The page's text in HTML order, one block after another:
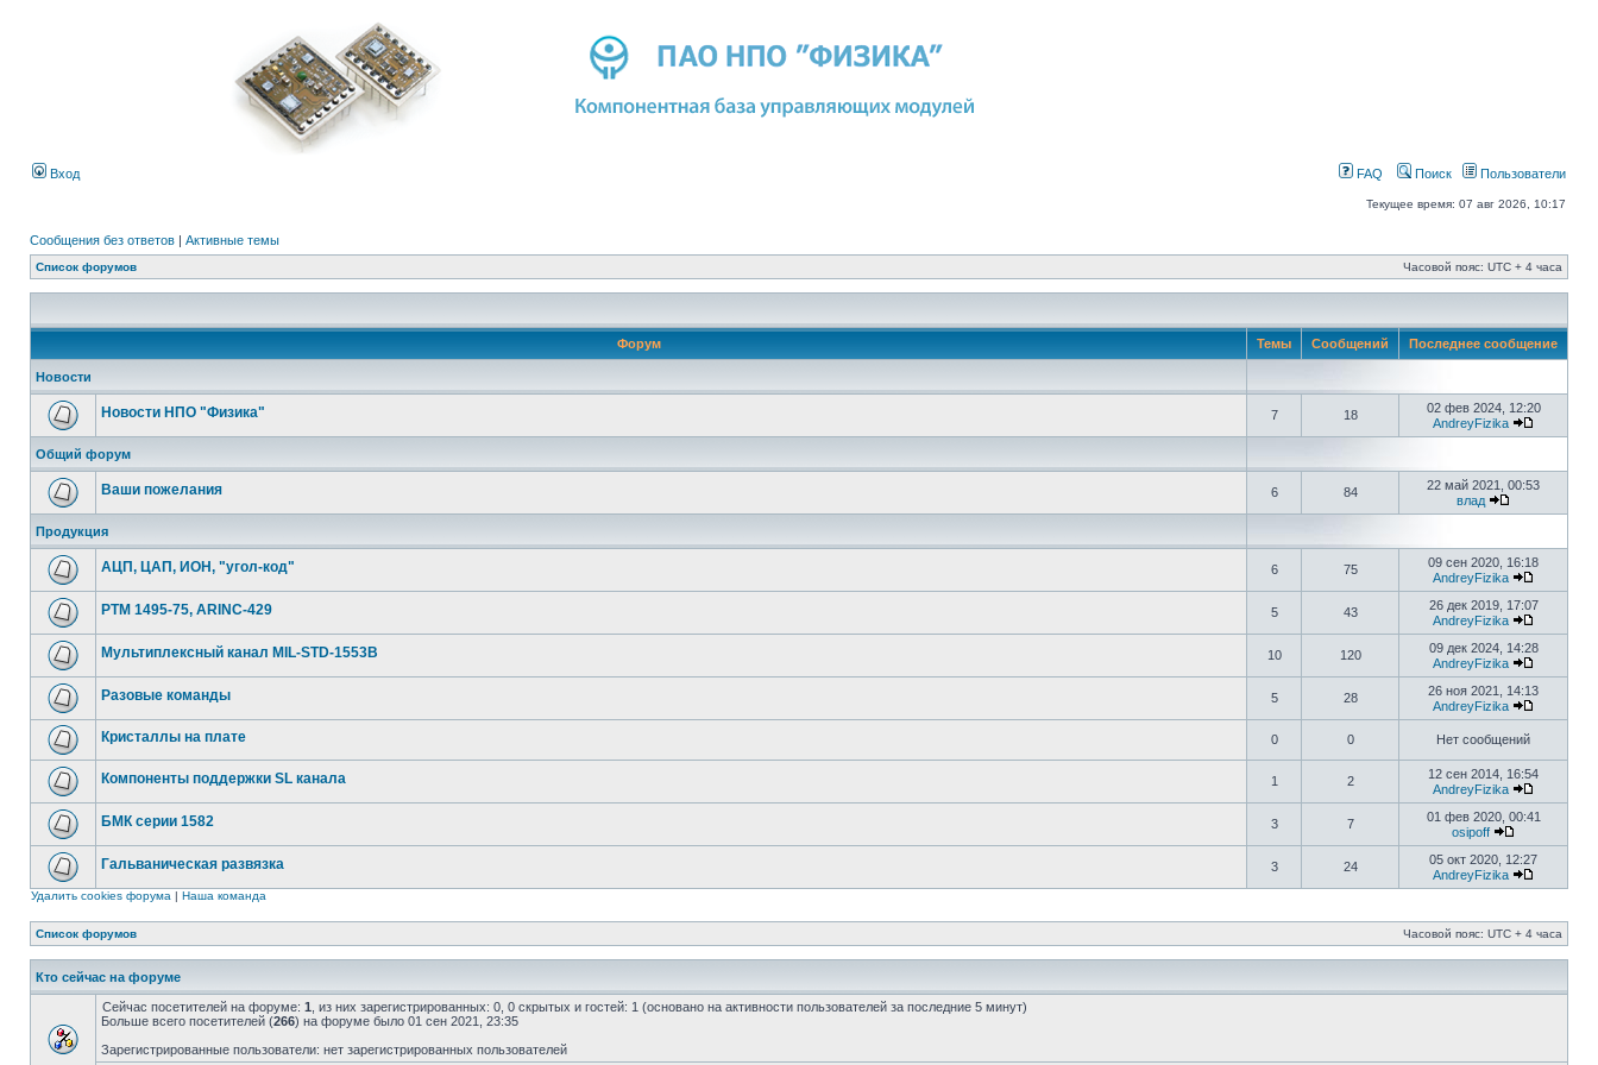
Вход FAQ Поиск Пользователи
Текущее время: 07 авг 2026, 10:17
Сообщения без ответов | Активные темы
Список форумов Часовой пояс: UTC + 4 часа
Форум Темы Сообщений Последнее сообщение
Новости
Новости НПО "Физика" 7 18
02 фев 2024, 12:20
AndreyFizika
Общий форум
Ваши пожелания 6 84
22 май 2021, 00:53
влад
Продукция
АЦП, ЦАП, ИОН, "угол-код" 6 75
09 сен 2020, 16:18
AndreyFizika
РТМ 1495-75, ARINC-429 5 43
26 дек 2019, 17:07
AndreyFizika
Мультиплексный канал MIL-STD-1553B 10 120
09 дек 2024, 14:28
AndreyFizika
Разовые команды 5 28
26 ноя 2021, 14:13
AndreyFizika
Кристаллы на плате 0 0 Нет сообщений
Компоненты поддержки SL канала 1 2
12 сен 2014, 16:54
AndreyFizika
БМК серии 1582 3 7
01 фев 2020, 00:41
osipoff
Гальваническая развязка 3 24
05 окт 2020, 12:27
AndreyFizika
Удалить cookies форума | Наша команда
Список форумов Часовой пояс: UTC + 4 часа
Кто сейчас на форуме
Сейчас посетителей на форуме: 1 , из них зарегистрированных: 0, 0 скрытых и гостей: 1 (основано на активности пользователей за последние 5 минут)
Больше всего посетителей (266) на форуме было 01 сен 2021, 23:35
Зарегистрированные пользователи: нет зарегистрированных пользователей